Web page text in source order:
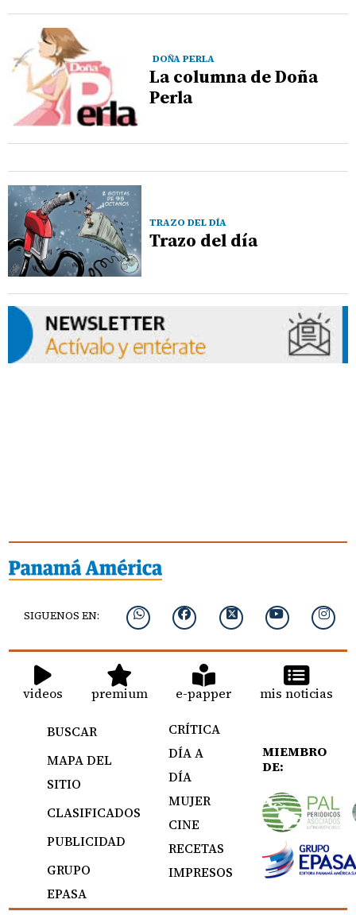
DOÑA PERLA
La columna de Doña
Perla
TRAZO DEL DÍA
Trazo del día
SIGUENOS EN:
videos premium e-papper mis noticias
BUSCAR
MAPA DEL
SITIO
CLASIFICADOS
PUBLICIDAD
GRUPO
EPASA
CRÍTICA
DÍA A
DÍA
MUJER
CINE
RECETAS
IMPRESOS
MIEMBRO
DE: